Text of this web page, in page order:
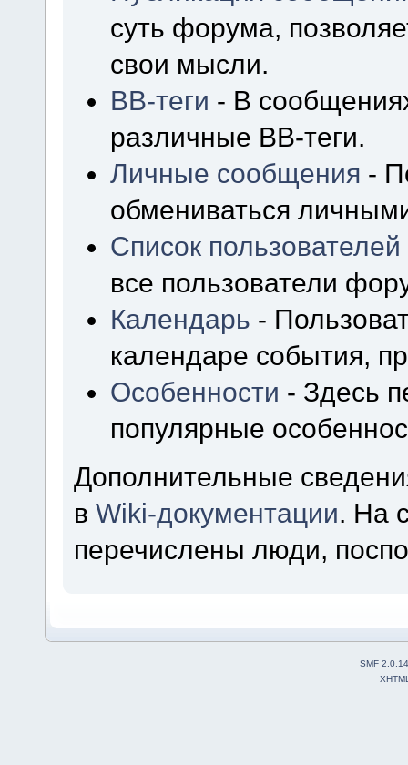
суть форума,
свои мысли.
BB-теги - В
различные BB-теги.
Личные сообщения -
обмениваться
Список пользователей
все пользователи
Календарь -
календаре события,
Особенности - Здесь
популярные
Дополнительные
вWiki-документации. На
перечислены люди,
SMF 2.0.14